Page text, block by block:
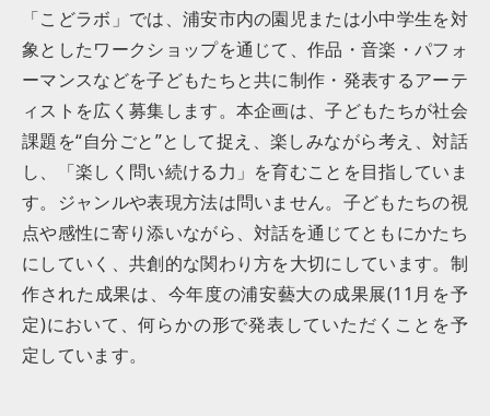
「こどラボ」では、浦安市内の園児または小中学生を対
象としたワークショップを通じて、作品・音楽・パフォ
ーマンスなどを子どもたちと共に制作・発表するアーテ
ィストを広く募集します。本企画は、子どもたちが社会
課題を“自分ごと”として捉え、楽しみながら考え、対話
し、「楽しく問い続ける力」を育むことを目指していま
す。ジャンルや表現方法は問いません。子どもたちの視
点や感性に寄り添いながら、対話を通じてともにかたち
にしていく、共創的な関わり方を大切にしています。制
作された成果は、今年度の浦安藝大の成果展(11月を予
定)において、何らかの形で発表していただくことを予
定しています。